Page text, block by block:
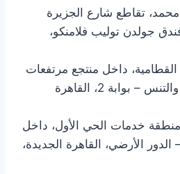
تقاطع شارع الجزيرة
جولدن توليب فلامنكو،
القطامية، داخل منتجع مرتفعات
القطامية للجولف والتنس – بوابة 2، القاهرة
68/67 – منطقة خدمات الحي الأول، داخل
الأرضي، القاهرة الجديدة،